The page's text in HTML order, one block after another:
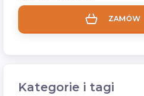
ZAMÓW
Kategorie i tagi